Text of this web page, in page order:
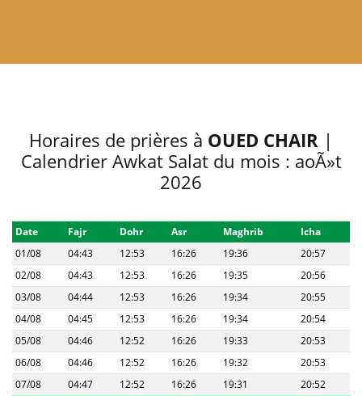
Horaires de prières à OUED CHAIR |
Calendrier Awkat Salat du mois : aoÃ»t
2026
Date Fajr Dohr Asr Maghrib
Icha
01/08
04:43 12:53 16:26 19:36
20:57
02/08
04:43 12:53 16:26 19:35
20:56
03/08
04:44 12:53 16:26 19:34
20:55
04/08
04:45 12:53 16:26 19:34
20:54
05/08
04:46 12:52 16:26 19:33
20:53
06/08
04:46 12:52 16:26 19:32
20:53
07/08
04:47 12:52 16:26 19:31
20:52